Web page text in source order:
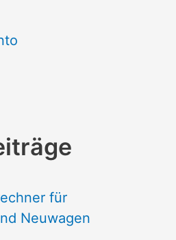
für
Neuwagen